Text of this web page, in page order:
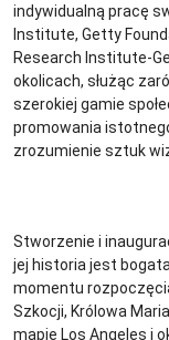
indywidualną pracę
Institute, Getty
Research Institute-
okolicach, służąc
szerokiej gamie
promowania
zrozumienie sztuk
Stworzenie i
jej historia jest
momentu
Szkocji, Królowa
mapie Los Angeles i